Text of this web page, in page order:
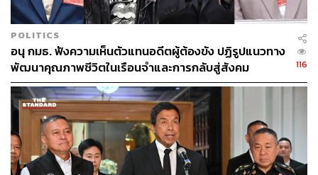
POLITICS
อนุ กมธ. ฟังความเห็นตัวแทนอดีตผู้ต้องขัง ปฏิรูปแนวทาง
พัฒนาคุณภาพชีวิตในเรือนจำและการกลับสู่สังคม
116